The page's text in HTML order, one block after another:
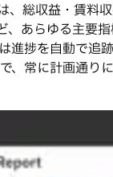
総収益・賃料収
、あらゆる主要
進捗を自動で追
、常に計画通り